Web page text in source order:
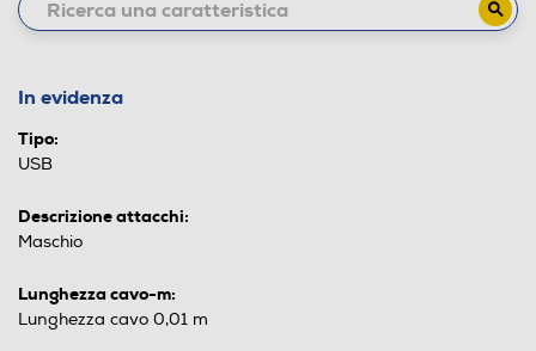
In evidenza
Tipo:
USB
Descrizione attacchi:
Maschio
Lunghezza cavo-m:
Lunghezza cavo 0,01 m